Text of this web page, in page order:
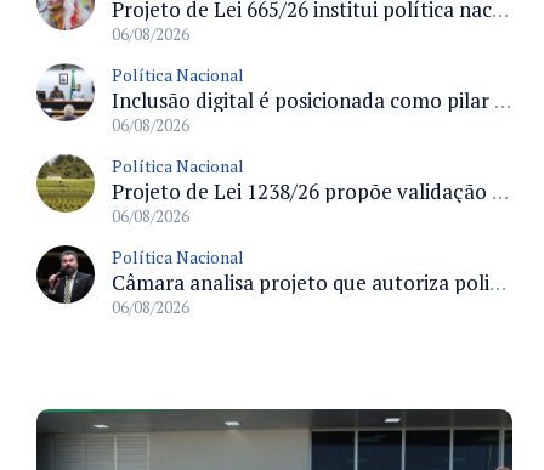
Projeto de Lei 665/26 institui política nacional para prevenção ao transfeminicídio e prevê medidas de proteção e reparação
06/08/2026
Política Nacional
Inclusão digital é posicionada como pilar essencial da reurbanização de favelas e periferias
06/08/2026
Política Nacional
Projeto de Lei 1238/26 propõe validação automática do Cadastro Ambiental Rural para imóveis de até quatro módulos fiscais
06/08/2026
Política Nacional
Câmara analisa projeto que autoriza policiais civis embarcarem armados em aeronaves civis mediante regras
06/08/2026